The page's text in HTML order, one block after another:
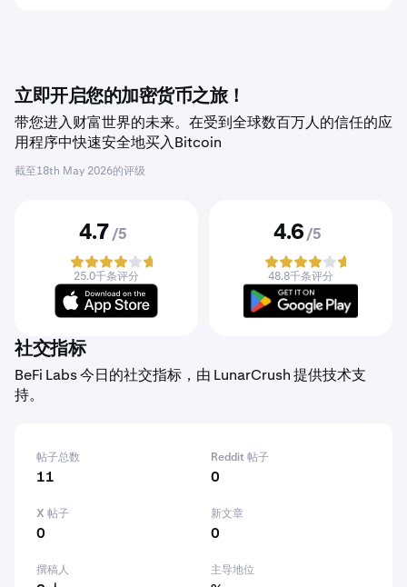
立即开启您的加密货币之旅！
带您进入财富世界的未来。在受到全球数百万人的信任的应
用程序中快速安全地买入Bitcoin
截至18th May 2026的评级
4.7 /5
25.0千条评分
4.6 /5
48.8千条评分
社交指标
BeFi Labs 今日的社交指标，由 LunarCrush 提供技术支
持。
帖子总数
11
Reddit 帖子
0
X 帖子
0
新文章
0
撰稿人 主导地位